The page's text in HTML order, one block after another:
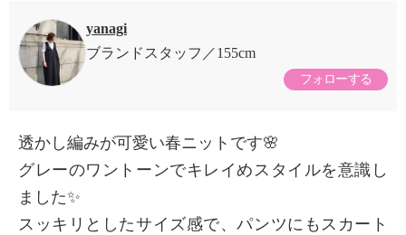
yanagi
ブランドスタッフ
155cm
フォローする
透かし編みが可愛い春ニットです🌸
グレーのワントーンでキレイめスタイルを意識し
ました✨
スッキリとしたサイズ感で、パンツにもスカート